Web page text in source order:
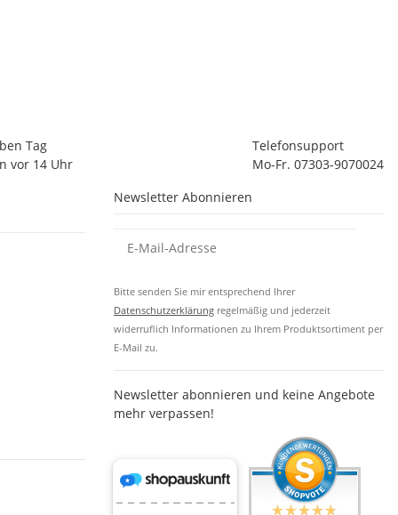
Tag
vor 14 Uhr
Telefonsupport
Mo-Fr. 07303-9070024
Newsletter Abonnieren
Bitte senden Sie mir entsprechend Ihrer
Datenschutzerklärung regelmäßig und jederzeit
widerruflich Informationen zu Ihrem Produktsortiment per
E-Mail zu.
Newsletter abonnieren und keine Angebote
mehr verpassen!